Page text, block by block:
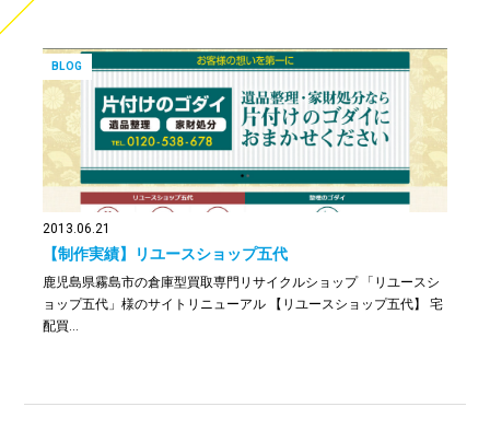
2013.06.21
【制作実績】リユースショップ五代
鹿児島県霧島市の倉庫型買取専門リサイクルショップ 「リユースシ
ョップ五代」様のサイトリニューアル 【リユースショップ五代】 宅
配買…
BLOG